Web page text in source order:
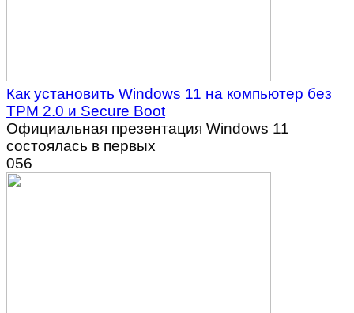
Как установить Windows 11 на компьютер без
TPM 2.0 и Secure Boot
Официальная презентация Windows 11
состоялась в первых
056